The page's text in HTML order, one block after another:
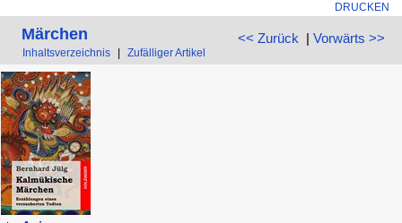
DRUCKEN
<< Zurück | Vorwärts >>
Märchen
Inhaltsverzeichnis Zufälliger Artikel